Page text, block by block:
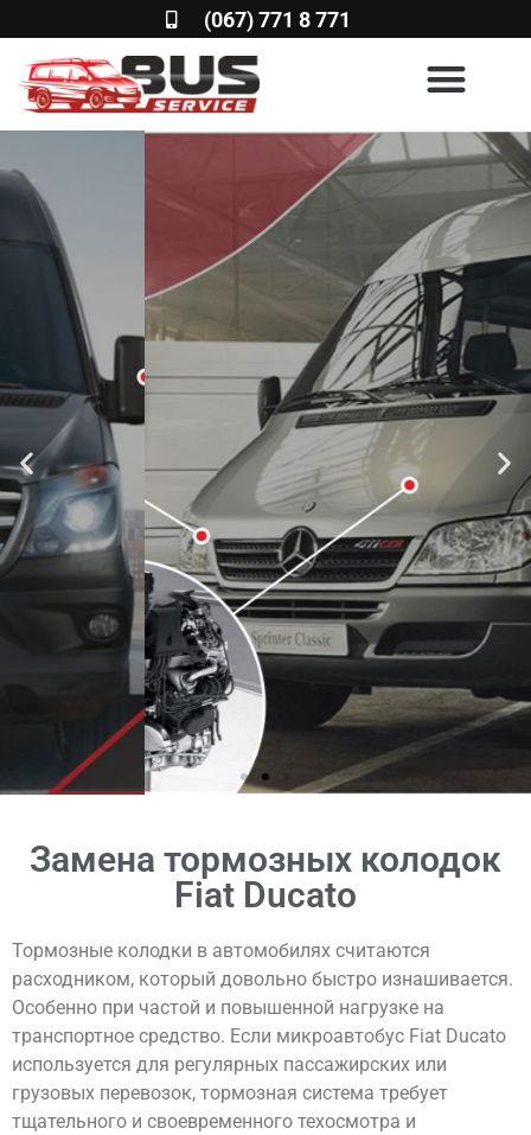
(067) 771 8 771
BUS SERVICE 777
СТО и запчасти для
микроавтобусов
КОНТАКТЫ
Замена тормозных колодок
Fiat Ducato
Тормозные колодки в автомобилях считаются
расходником, который довольно быстро изнашивается.
Особенно при частой и повышенной нагрузке на
транспортное средство. Если микроавтобус Fiat Ducato
используется для регулярных пассажирских или
грузовых перевозок, тормозная система требует
тщательного и своевременного техосмотра и